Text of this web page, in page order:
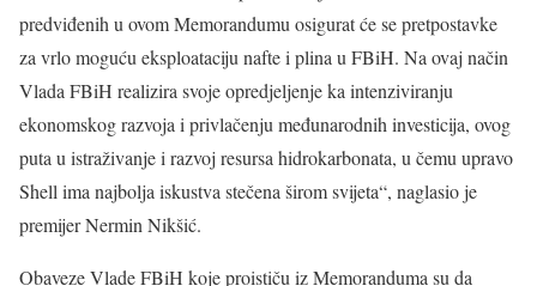
predviđenih u ovom Memorandumu osigurat će se pretpostavke
za vrlo moguću eksploataciju nafte i plina u FBiH. Na ovaj način
Vlada FBiH realizira svoje opredjeljenje ka intenziviranju
ekonomskog razvoja i privlačenju međunarodnih investicija, ovog
puta u istraživanje i razvoj resursa hidrokarbonata, u čemu upravo
Shell ima najbolja iskustva stečena širom svijeta“, naglasio je
premijer Nermin Nikšić.
Obaveze Vlade FBiH koje proističu iz Memoranduma su da